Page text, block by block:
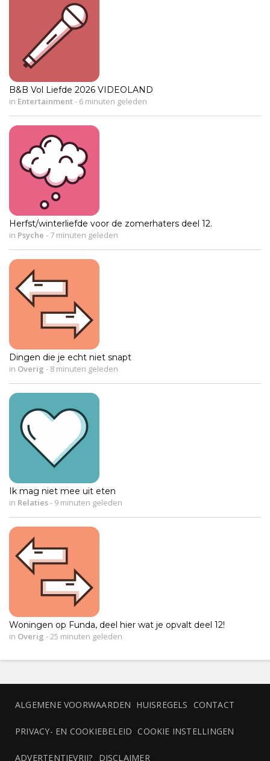
B&B Vol Liefde 2026 VIDEOLAND
in Entertainment- 6 minuten geleden
Herfst/winterliefde voor de zomerhaters deel 12.
in Psyche - 7 minuten geleden
Dingen die je echt niet snapt
in Overig - 8 minuten geleden
Ik mag niet mee uit eten
in Relaties- 9 minuten geleden
Woningen op Funda, deel hier wat je opvalt deel 12!
in Overig -25 minuten geleden
ALGEMENE VOORWAARDEN HUISREGELS CONTACT
PRIVACY- EN COOKIEBELEID COOKIE INSTELLINGEN
ADVERTENTIEVRIJ? DISCLAIMER